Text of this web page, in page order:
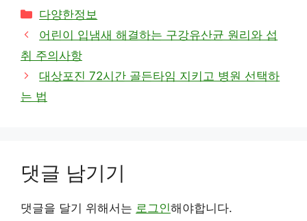
카
테
고
리
다양한정보
어린이 입냄새 해결하는 구강유산균 원리와 섭
취 주의사항
대상포진 72시간 골든타임 지키고 병원 선택하
는 법
댓글 남기기
댓글을 달기 위해서는 로그인해야합니다.